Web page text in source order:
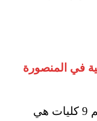
في المنصورة
وتشمل جامعة المنصورة الدولية تضم 9 كليات هي